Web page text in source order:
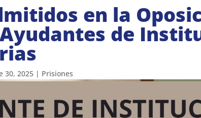
en la
de
30, 2025| Prisiones